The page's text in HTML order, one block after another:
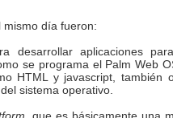
mismo día fueron:
desarrollar aplicaciones
se programa el Palm Web
HTML y javascript, también
sistema operativo.